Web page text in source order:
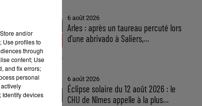
6 août 2026
Arles : après un taureau percuté lors
d'une abrivado à Saliers,...
6 août 2026
Éclipse solaire du 12 août 2026 : le
CHU de Nîmes appelle à la plus...
and/or
Use profiles to
through
content; Use
and fix errors;
personal
Identify devices